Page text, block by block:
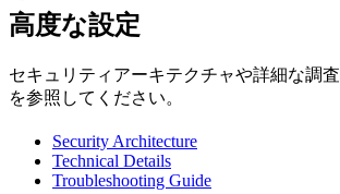
高度な設定
セキュリティアーキテクチャや詳細な調
を参照してください。
Security Architecture
Technical Details
Troubleshooting Guide